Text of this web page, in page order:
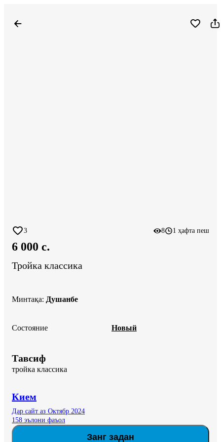
3 8 1 ҳафта пеш
6 000 c.
Тройка классика
Минтақа: Душанбе
Состояние Новый
Тавсиф
тройка классика
Кием
Дар сайт аз Октябр 2024
158 эълони фаъол
Занг задан